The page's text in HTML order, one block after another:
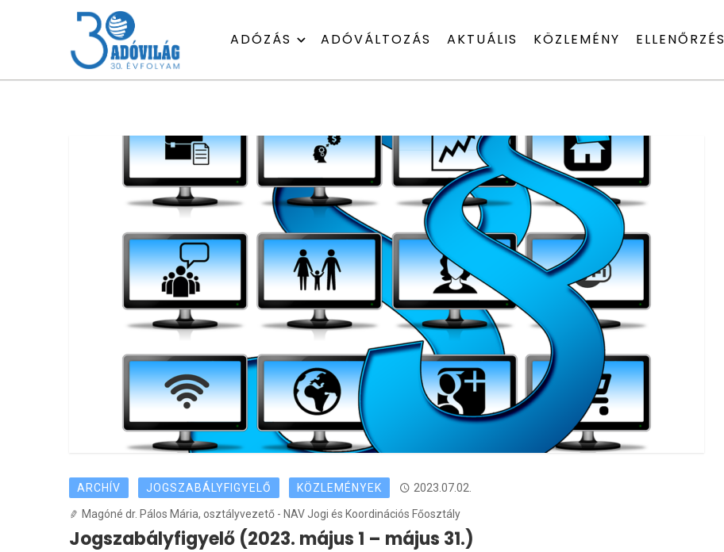
ADÓZÁS ADÓVÁLTOZÁS AKTUÁLIS KÖZLEMÉNY ELLENŐRZÉS
ARCHÍV JOGSZABÁLYFIGYELŐ KÖZLEMÉNYEK 2023.07.02.
Magóné dr. Pálos Mária, osztályvezető - NAV Jogi és Koordinációs Főosztály
Jogszabályfigyelő (2023. május 1 – május 31.)